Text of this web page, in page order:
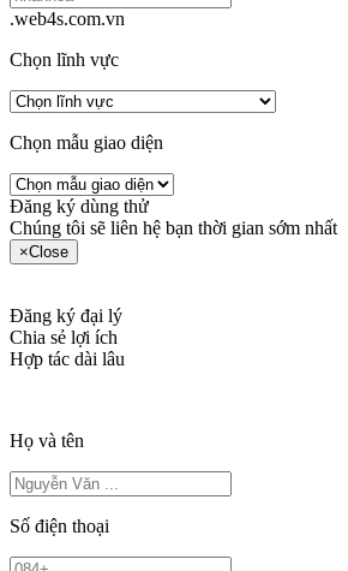
.web4s.com.vn
Chọn lĩnh vực
Chọn mẫu giao diện
Đăng ký dùng thử
Chúng tôi sẽ liên hệ bạn thời gian sớm nhất
×Close
Đăng ký đại lý
Chia sẻ lợi ích
Hợp tác dài lâu
Họ và tên
Số điện thoại